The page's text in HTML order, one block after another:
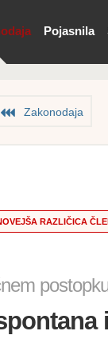
Pojasnila
Zakonodaja
RAZLIČICA